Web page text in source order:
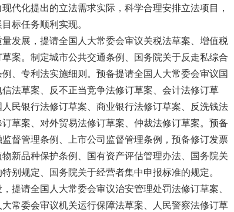
代化提出的立法需求实际，科学合理安排立法项目，
标任务顺利实现。
发展，提请全国人大常委会审议关税法草案、增值税
案。制定城市公共交通条例、国务院关于反走私综合
、专利法实施细则。预备提请全国人大常委会审议国
法草案、反不正当竞争法修订草案、会计法修订草
民银行法修订草案、商业银行法修订草案、反洗钱法
草案、对外贸易法修订草案、仲裁法修订草案。预备
督管理条例、上市公司监督管理条例，预备修订发票
新品种保护条例、国有资产评估管理办法、国务院关
别规定、国务院关于经营者集中申报标准的规定。
提请全国人大常委会审议治安管理处罚法修订草案、
常委会审议机关运行保障法草案、人民警察法修订草